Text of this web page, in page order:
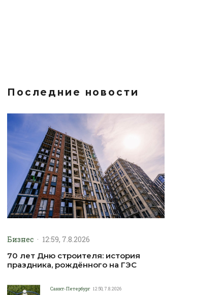
Последние новости
Бизнес · 12:59, 7.8.2026
70 лет Дню строителя: история
праздника, рождённого на ГЭС
Санкт-Петербург 12:50, 7.8.2026